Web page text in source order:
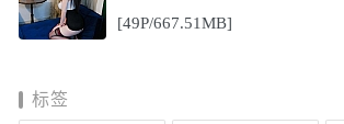
[49P/667.51MB]
标签